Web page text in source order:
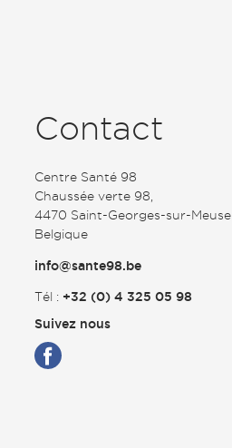
Contact
Centre Santé 98
Chaussée verte 98,
4470 Saint-Georges-sur-Meuse
Belgique
info@sante98.be
Tél : +32 (0) 4 325 05 98
Suivez nous